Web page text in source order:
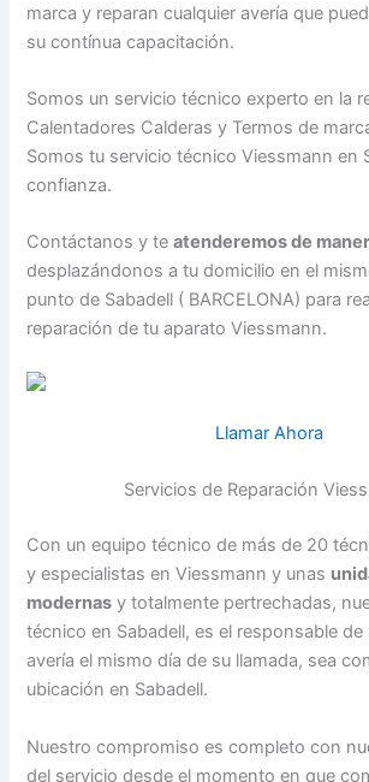
marca y reparan cualquier avería que
su contínua capacitación.
Somos un servicio técnico experto en la
Calentadores Calderas y Termos de
Somos tu servicio técnico Viessmann en
confianza.
Contáctanos y teatenderemos de
desplazándonos a tu domicilio en el
punto de Sabadell ( BARCELONA) para
reparación de tu aparato Viessmann.
Llamar Ahora
Servicios de Reparación
Con un equipo técnico de más de 20
y especialistas en Viessmann y unas
modernas y totalmente pertrechadas,
técnico en Sabadell, es el responsable
avería el mismo día de su llamada, sea
ubicación en Sabadell.
Nuestro compromiso es completo con
del servicio desde el momento en que